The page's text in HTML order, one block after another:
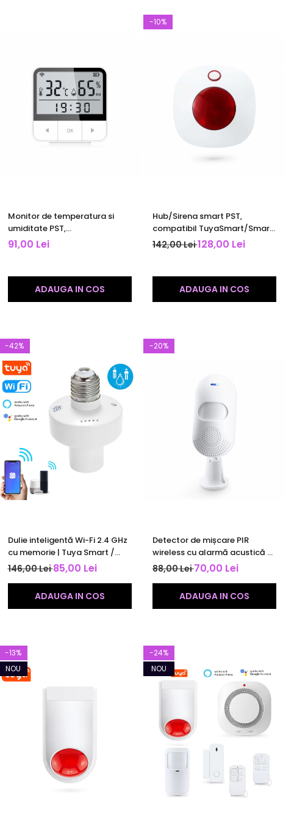
Monitor de temperatura si
umiditate PST,
TuyaSmart/SmartLife App,
compatibil Alexa si Google
91,00 Lei
ADAUGA IN COS
-10%
Hub/Sirena smart PST,
compatibil TuyaSmart/Smart
Life App, cu sirena acustica si
luminoasa, WiFi 2,4 GHz si
142,00 Lei128,00 Lei
ADAUGA IN COS
-42%
Dulie inteligentă Wi-Fi 2.4 GHz
cu memorie | Tuya Smart /
Smart Life | compatibilă Alexa
& Google | alb
146,00 Lei85,00 Lei
ADAUGA IN COS
-20%
Detector de mișcare PIR
wireless cu alarmă acustică și
luminoasă | Tuya Smart | alb
88,00 Lei70,00 Lei
ADAUGA IN COS
-13%
NOU
-24%
NOU